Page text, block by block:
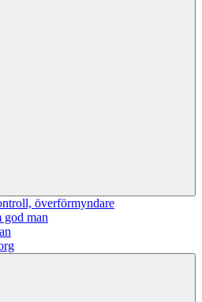
överförmyndare
god man